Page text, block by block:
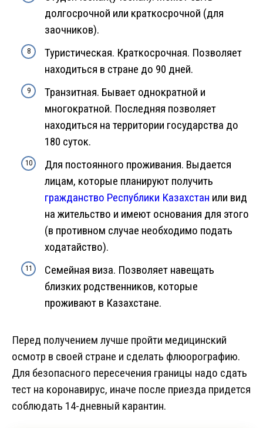
долгосрочной или краткосрочной (для
заочников).
Туристическая. Краткосрочная. Позволяет
находиться в стране до 90 дней.
Транзитная. Бывает однократной и
многократной. Последняя позволяет
находиться на территории государства до
180 суток.
Для постоянного проживания. Выдается
лицам, которые планируют получить
гражданство Республики Казахстан или вид
на жительство и имеют основания для этого
(в противном случае необходимо подать
ходатайство).
Семейная виза. Позволяет навещать
близких родственников, которые
проживают в Казахстане.
Перед получением лучше пройти медицинский
осмотр в своей стране и сделать флюорографию.
Для безопасного пересечения границы надо сдать
тест на коронавирус, иначе после приезда придется
соблюдать 14-дневный карантин.